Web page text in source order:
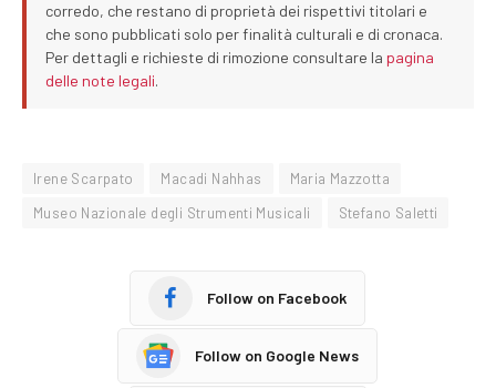
corredo, che restano di proprietà dei rispettivi titolari e
che sono pubblicati solo per finalità culturali e di cronaca.
Per dettagli e richieste di rimozione consultare la pagina
delle note legali.
Irene Scarpato Macadi Nahhas
Maria Mazzotta
Museo Nazionale degli Strumenti Musicali
Stefano Saletti
Follow on Facebook
Follow on Google News